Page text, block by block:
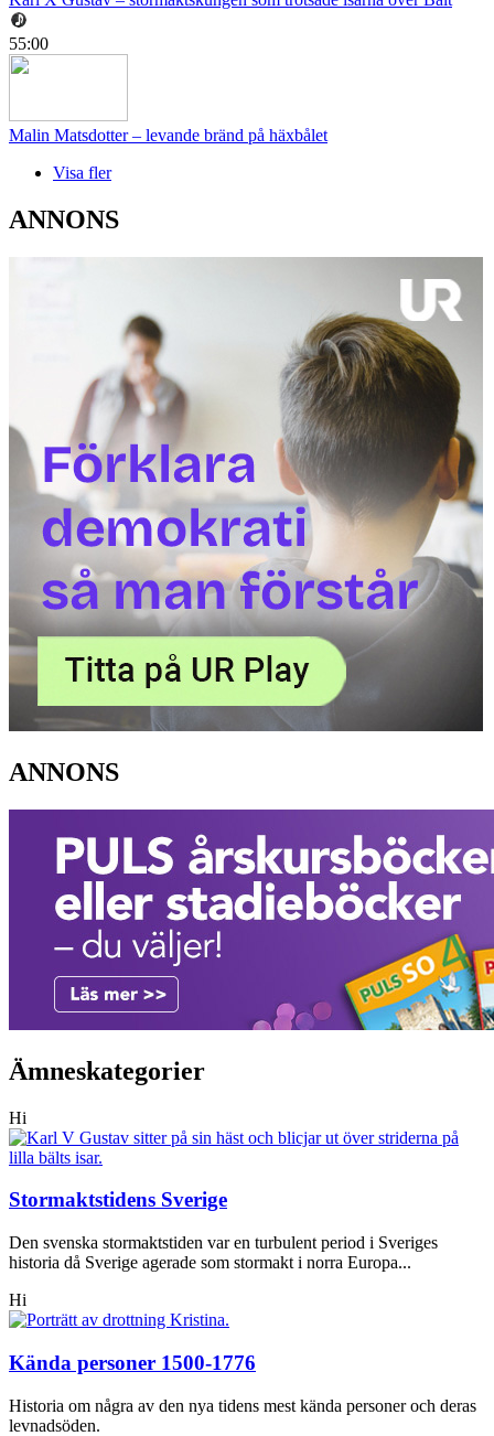
55:00
Malin Matsdotter – levande bränd på häxbålet
Visa fler
ANNONS
ANNONS
Ämneskategorier
Hi
Stormaktstidens Sverige
Den svenska stormaktstiden var en turbulent period i Sveriges
historia då Sverige agerade som stormakt i norra Europa...
Hi
Kända personer 1500-1776
Historia om några av den nya tidens mest kända personer och deras
levnadsöden.